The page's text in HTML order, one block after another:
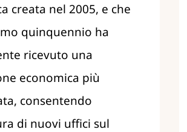
creata nel 2005, e che
quinquennio ha
ricevuto una
economica più
consentendo
di nuovi uffici sul